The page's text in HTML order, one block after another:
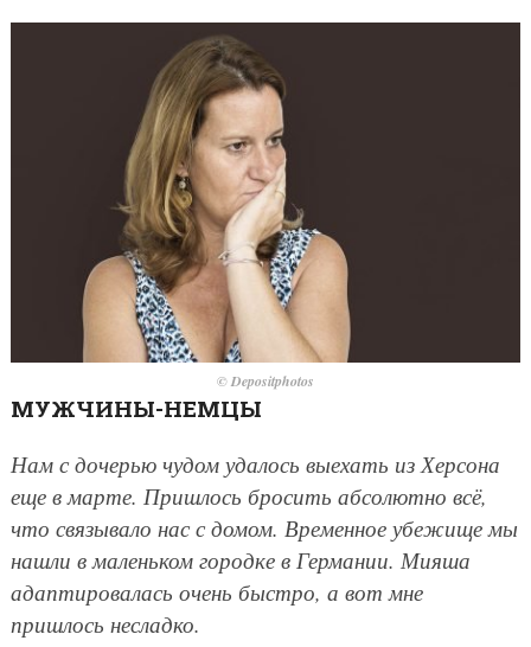
© Depositphotos
МУЖЧИНЫ-НЕМЦЫ
Нам с дочерью чудом удалось выехать из Херсона
еще в марте. Пришлось бросить абсолютно всё,
что связывало нас с домом. Временное убежище мы
нашли в маленьком городке в Германии. Мияша
адаптировалась очень быстро, а вот мне
пришлось несладко.